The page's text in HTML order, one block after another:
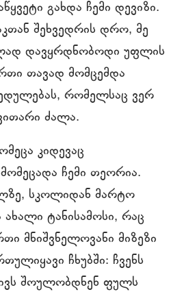
გახდა ჩემი დევიზი.
შეხვედრის დრო, მე
დავყრდნობოდი უფლის
თავად მომცემდა
რომელსაც ვერ
ძალა.
კიდევაც
ჩემი თეორია.
სკოლიდან მარტო
ახალი ტანისამოსი, რაც
მნიშვნელოვანი მიზეზი
ჩხუბში: ჩვენს
შოულობდნენ ფულს